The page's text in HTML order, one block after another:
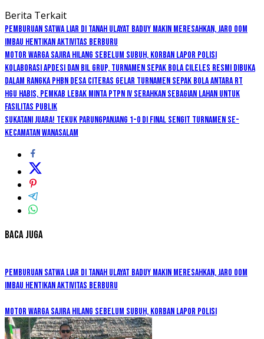
Berita Terkait
Pemburuan Satwa Liar di Tanah Ulayat Baduy Makin Meresahkan, Jaro Oom
Imbau Hentikan Aktivitas Berburu
Motor Warga Sajira Hilang Sebelum Subuh, Korban Lapor Polisi
Kolaborasi Apdesi dan BIL Grup, Turnamen Sepak Bola Cileles Resmi Dibuka
Dalam Rangka PHBN Desa Citeras Gelar Turnamen Sepak Bola Antara RT
HGU Habis, Pemkab Lebak Minta PTPN IV Serahkan Sebagian Lahan untuk
Fasilitas Publik
Sukatani Juara! Tekuk Parungpanjang 1-0 di Final Sengit Turnamen se-
Kecamatan Wanasalam
Baca Juga
Pemburuan Satwa Liar di Tanah Ulayat Baduy Makin Meresahkan, Jaro Oom
Imbau Hentikan Aktivitas Berburu
Motor Warga Sajira Hilang Sebelum Subuh, Korban Lapor Polisi